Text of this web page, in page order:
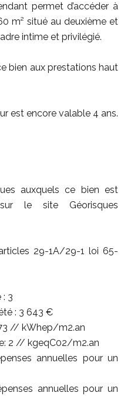
permet d’accéder à
m² situé au deuxième et
intime et privilégié.
bien aux prestations haut
est encore valable 4 ans.
auxquels ce bien est
le site Géorisques
29-1A/29-1 loi 65-
3
: 3 643 €
// kWhep/m2.an
2 // kgeqC02/m2.an
annuelles pour un
annuelles pour un